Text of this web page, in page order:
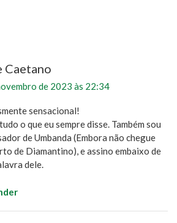
Caetano
de 2023 às 22:34
sensacional!
o que eu sempre disse. Também sou
de Umbanda (Embora não chegue
de Diamantino), e assino embaixo de
dele.